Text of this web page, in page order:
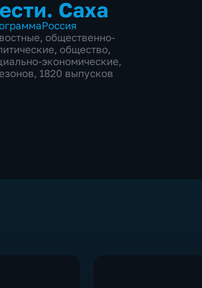
Саха
Россия
, общественно-
, общество,
экономические,
1820 выпусков